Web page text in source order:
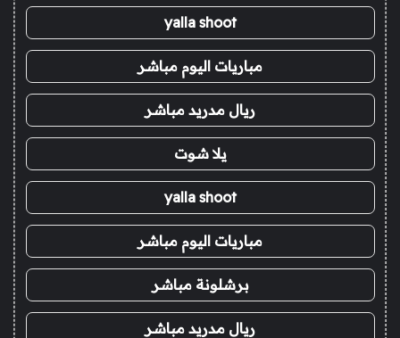
yalla shoot
مباريات اليوم مباشر
ريال مدريد مباشر
يلا شوت
yalla shoot
مباريات اليوم مباشر
برشلونة مباشر
ريال مدريد مباشر